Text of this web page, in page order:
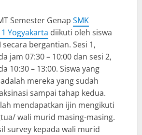
Semester Genap SMK
Yogyakarta diikuti oleh siswa
secara bergantian. Sesi 1,
jam 07:30 – 10:00 dan sesi 2,
10:30 – 13:00. Siswa yang
mereka yang sudah
sampai tahap kedua.
mendapatkan ijin mengikuti
wali murid masing-masing.
survey kepada wali murid